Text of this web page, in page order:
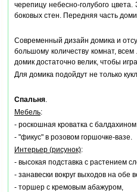
черепицу небесно-голубого
боковых стен. Передняя часть
Современный дизайн домика и
большому количеству комнат,
домик достаточно велик, чтобы
Для домика подойдут не только
Спальня.
Мебель:
- роскошная кроватка с
- "фикус" в розовом горшочке-вазе.
Интерьер (рисунок):
- высокая подставка с растением
- занавески вокруг выходов на обе
- торшер с кремовым абажуром,